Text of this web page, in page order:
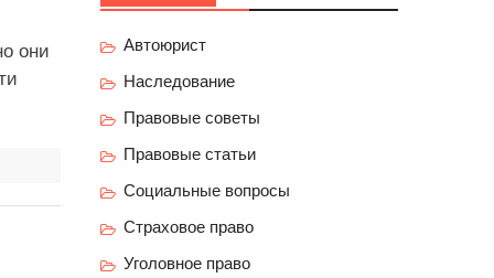
они
Автоюрист
Наследование
Правовые советы
Правовые статьи
Социальные вопросы
Страховое право
Уголовное право